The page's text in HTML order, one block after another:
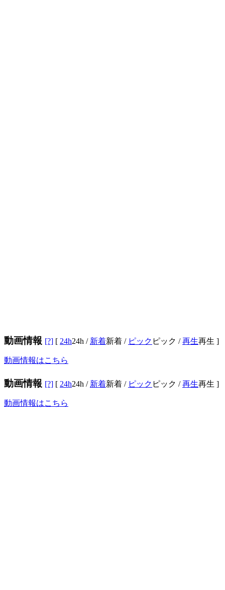
動画情報 [?] [ 24h24h / 新着新着 / ピック ピック /再生再生 ]
動画情報はこちら
動画情報 [?] [ 24h24h / 新着新着 / ピック ピック /再生再生 ]
動画情報はこちら